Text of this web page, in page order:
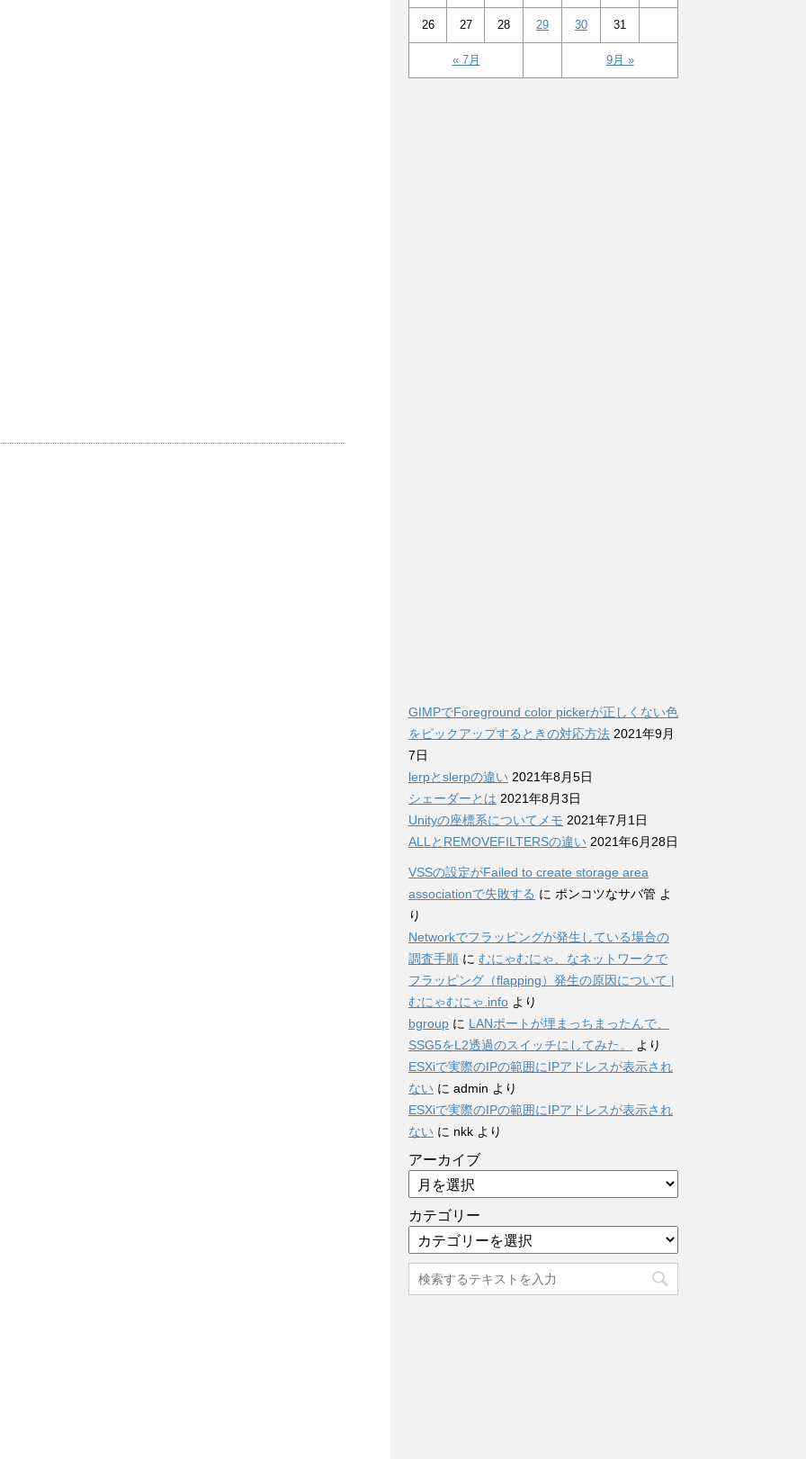
« 7月 9月 »
26 27 28 29 30 31
GIMPでForeground color pickerが正しくない色
をピックアップするときの対応方法 2021年9月
7日
lerpとslerpの違い 2021年8月5日
シェーダーとは 2021年8月3日
Unityの座標系についてメモ 2021年7月1日
ALLとREMOVEFILTERSの違い 2021年6月28日
VSSの設定がFailed to create storage area
associationで失敗する に ポンコツなサバ管 よ
り
Networkでフラッピングが発生している場合の
調査手順 に むにゃむにゃ、なネットワークで
フラッピング（flapping）発生の原因について |
むにゃむにゃ.info より
bgroup に LANポートが埋まっちまったんで、
SSG5をL2透過のスイッチにしてみた。
より
ESXiで実際のIPの範囲にIPアドレスが表示され
ない に admin より
ESXiで実際のIPの範囲にIPアドレスが表示され
ない に nkk より
アーカイブ
カテゴリー